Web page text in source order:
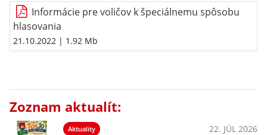
Informácie pre voličov k špeciálnemu spôsobu
hlasovania
21.10.2022 | 1.92 Mb
Zoznam aktualít:
Aktuality 22. JÚL 2026